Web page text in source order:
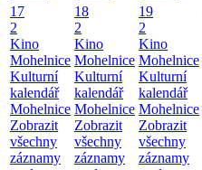
17
2
Kino
Mohelnice
Kulturní
kalendář
Mohelnice
Zobrazit
všechny
záznamy
18
2
Kino
Mohelnice
Kulturní
kalendář
Mohelnice
Zobrazit
všechny
záznamy
19
2
Kino
Mohelnice
Kulturní
kalendář
Mohelnice
Zobrazit
všechny
záznamy